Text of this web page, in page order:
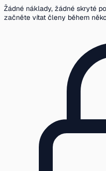
Žádné náklady, žádné skryté
začněte vítat členy během